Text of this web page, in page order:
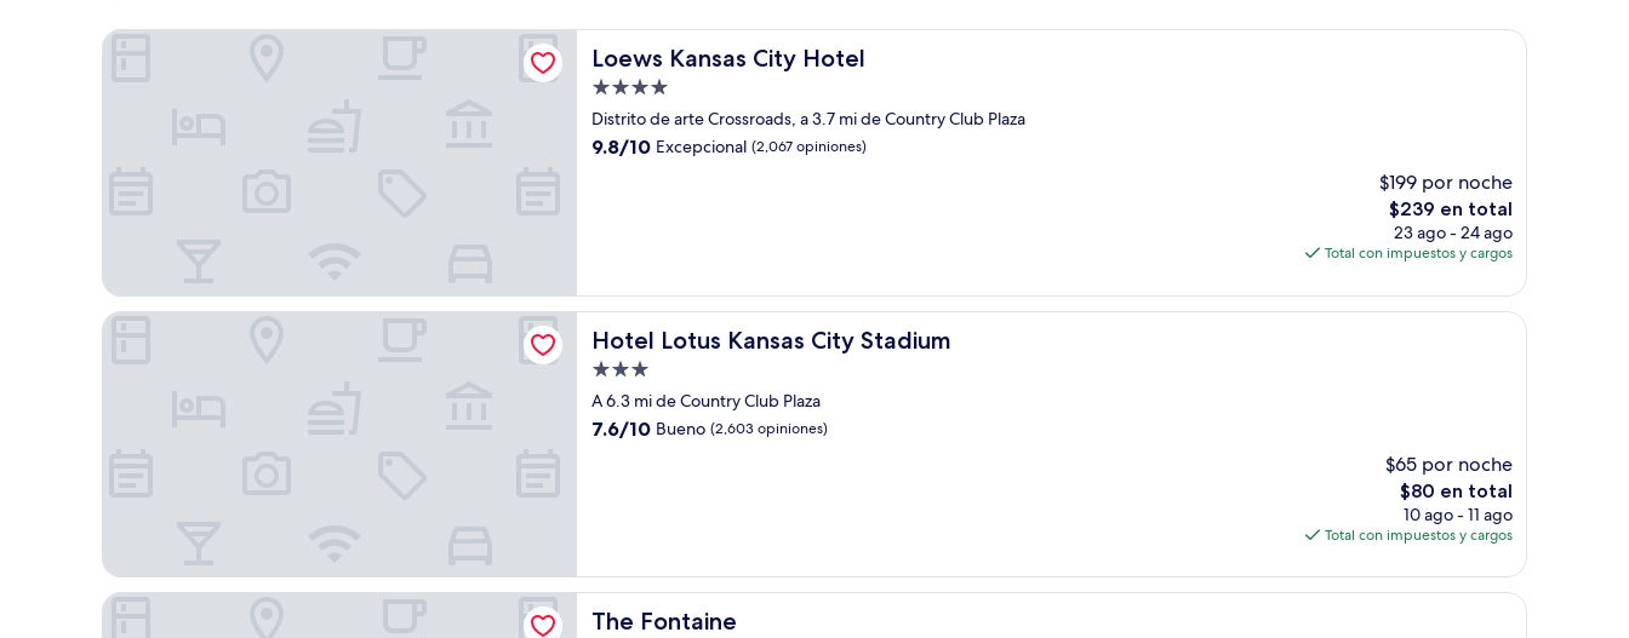
Loews Kansas City Hotel
Loews Kansas City Hotel
Propiedad
de
4.0
Distrito de arte Crossroads, a 3.7 mi de Country Club Plaza
9.8
9.8/10 Excepcional (2,067 opiniones)
$199 por noche
El
precio
actual
de
$239
$239 en total
23 ago - 24 ago
Total con impuestos y cargos
Loews Kansas City Hotel
Hotel Lotus Kansas City Stadium
Hotel Lotus Kansas City Stadium
Propiedad
de
3.0
estrellas
A 6.3 mi de Country Club Plaza
7.6
7.6/10 Bueno (2,603 opiniones)
$65 por noche
El
precio
actual
de
$80
$80 en total
10 ago - 11 ago
Total con impuestos y cargos
Hotel Lotus Kansas City Stadium
The Fontaine
The Fontaine
The Fontaine